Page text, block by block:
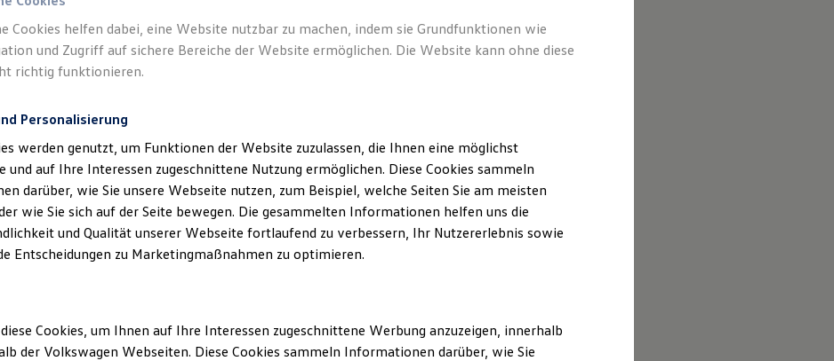
Cookies helfen dabei, eine Website nutzbar zu machen, indem sie Grundfunktionen wie
und Zugriff auf sichere Bereiche der Website ermöglichen. Die Website kann ohne diese
richtig funktionieren.
Personalisierung
werden genutzt, um Funktionen der Website zuzulassen, die Ihnen eine möglichst
und auf Ihre Interessen zugeschnittene Nutzung ermöglichen. Diese Cookies sammeln
darüber, wie Sie unsere Webseite nutzen, zum Beispiel, welche Seiten Sie am meisten
wie Sie sich auf der Seite bewegen. Die gesammelten Informationen helfen uns die
und Qualität unserer Webseite fortlaufend zu verbessern, Ihr Nutzererlebnis sowie
Entscheidungen zu Marketingmaßnahmen zu optimieren.
Cookies, um Ihnen auf Ihre Interessen zugeschnittene Werbung anzuzeigen, innerhalb
der Volkswagen Webseiten. Diese Cookies sammeln Informationen darüber, wie Sie